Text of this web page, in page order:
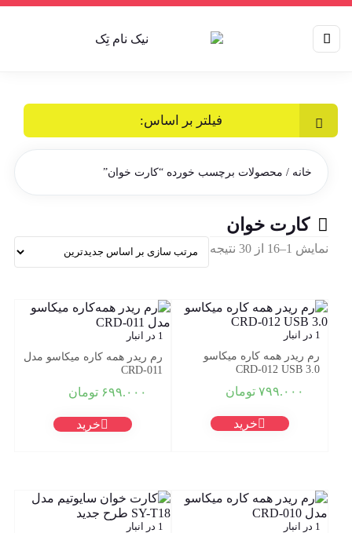
فیلتر بر اساس:
خانه / محصولات برچسب خورده “کارت خوان”
کارت خوان
نمایش 1–16 از 30 نتیجه
1 در انبار
رم ریدر همه کاره میکاسو
CRD-012 USB 3.0
۷۹۹.۰۰۰ تومان
خرید
1 در انبار
رم ریدر همه کاره میکاسو مدل
CRD-011
۶۹۹.۰۰۰ تومان
خرید
1 در انبار 1 در انبار